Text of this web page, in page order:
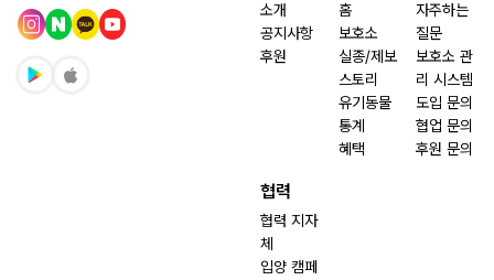
소개
공지사항
후원
홈
보호소
실종/제보
스토리
유기동물
통계
혜택
자주하는
질문
보호소 관
리 시스템
도입 문의
협업 문의
후원 문의
협력
협력 지자
체
입양 캠페